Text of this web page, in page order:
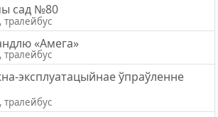
сад №80
тралейбус
«Амега»
тралейбус
эксплуатацыйнае ўпраўленне
тралейбус